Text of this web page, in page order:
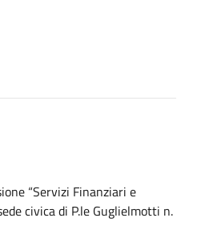
“Servizi Finanziari e
civica di P.le Guglielmotti n.